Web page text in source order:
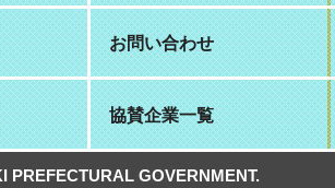
お問い合わせ
協賛企業一覧
PREFECTURAL GOVERNMENT.